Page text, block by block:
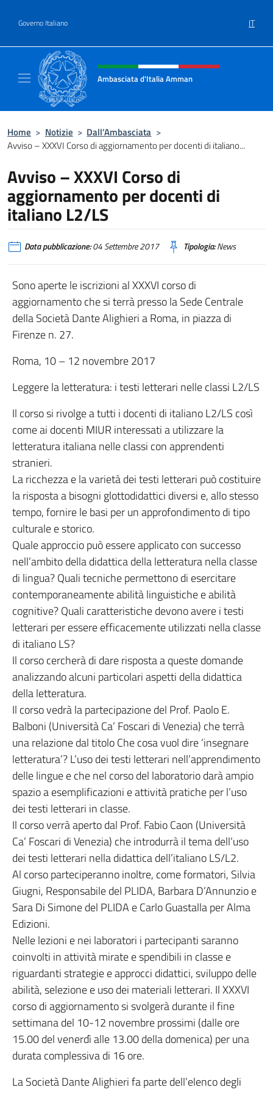
Governo Italiano IT
Intestazione sito, social e menù
Ambasciata d'Italia Amman
Home > Notizie > Dall’Ambasciata >
Avviso – XXXVI Corso di aggiornamento per docenti di italiano...
Avviso – XXXVI Corso di
aggiornamento per docenti di
italiano L2/LS
Data pubblicazione:04 Settembre 2017 Tipologia:News
Sono aperte le iscrizioni al XXXVI corso di
aggiornamento che si terrà presso la Sede Centrale
della Società Dante Alighieri a Roma, in piazza di
Firenze n. 27.
Roma, 10 – 12 novembre 2017
Leggere la letteratura: i testi letterari nelle classi L2/LS
Il corso si rivolge a tutti i docenti di italiano L2/LS così
come ai docenti MIUR interessati a utilizzare la
letteratura italiana nelle classi con apprendenti
stranieri.
La ricchezza e la varietà dei testi letterari può costituire
la risposta a bisogni glottodidattici diversi e, allo stesso
tempo, fornire le basi per un approfondimento di tipo
culturale e storico.
Quale approccio può essere applicato con successo
nell’ambito della didattica della letteratura nella classe
di lingua? Quali tecniche permettono di esercitare
contemporaneamente abilità linguistiche e abilità
cognitive? Quali caratteristiche devono avere i testi
letterari per essere efficacemente utilizzati nella classe
di italiano LS?
Il corso cercherà di dare risposta a queste domande
analizzando alcuni particolari aspetti della didattica
della letteratura.
Il corso vedrà la partecipazione del Prof. Paolo E.
Balboni (Università Ca’ Foscari di Venezia) che terrà
una relazione dal titolo Che cosa vuol dire ‘insegnare
letteratura’? L’uso dei testi letterari nell’apprendimento
delle lingue e che nel corso del laboratorio darà ampio
spazio a esemplificazioni e attività pratiche per l’uso
dei testi letterari in classe.
Il corso verrà aperto dal Prof. Fabio Caon (Università
Ca’ Foscari di Venezia) che introdurrà il tema dell’uso
dei testi letterari nella didattica dell’italiano LS/L2.
Al corso parteciperanno inoltre, come formatori, Silvia
Giugni, Responsabile del PLIDA, Barbara D’Annunzio e
Sara Di Simone del PLIDA e Carlo Guastalla per Alma
Edizioni.
Nelle lezioni e nei laboratori i partecipanti saranno
coinvolti in attività mirate e spendibili in classe e
riguardanti strategie e approcci didattici, sviluppo delle
abilità, selezione e uso dei materiali letterari. Il XXXVI
corso di aggiornamento si svolgerà durante il fine
settimana del 10-12 novembre prossimi (dalle ore
15.00 del venerdì alle 13.00 della domenica) per una
durata complessiva di 16 ore.
La Società Dante Alighieri fa parte dell’elenco degli